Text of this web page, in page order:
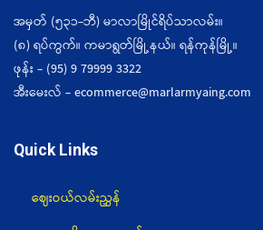
အမှတ် (၅၃၁-ဘီ) မာလာမြိုင်ရိပ်သာလမ်း။
(၈) ရပ်ကွက်။ ကမာရွတ်မြို့နယ်။ ရန်ကုန်မြို့။
ဖုန်း - (95) 9 79999 3322
အီးမေးလ် - ecommerce@marlarmyaing.com
Quick Links
ဈေးဝယ်လမ်းညွှန်